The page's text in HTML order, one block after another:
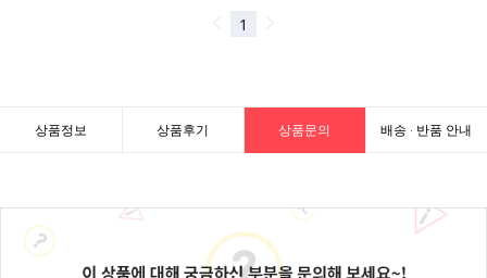
상품정보 상품후기 상품문의 배송 · 반품 안내